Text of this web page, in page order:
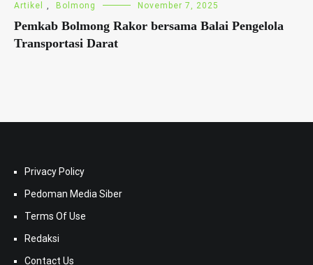
Artikel , Bolmong November 7, 2025
Pemkab Bolmong Rakor bersama Balai Pengelola
Transportasi Darat
Privacy Policy
Pedoman Media Siber
Terms Of Use
Redaksi
Contact Us